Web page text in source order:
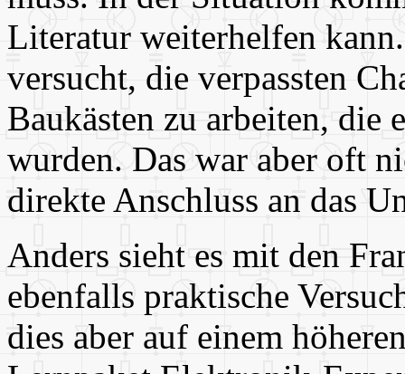
Literatur weiterhelfen
versucht, die verpassten
Baukästen zu arbeiten,
wurden. Das war aber oft
direkte Anschluss an das
Anders sieht es mit den
ebenfalls praktische
dies aber auf einem